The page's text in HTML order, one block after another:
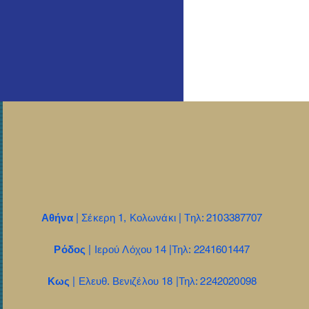
Αθήνα | Σέκερη 1, Κολωνάκι | Τηλ: 2103387707
Ρόδος | Ιερού Λόχου 14 |Τηλ: 2241601447
Κως | Ελευθ. Βενιζέλου 18 |Τηλ: 2242020098